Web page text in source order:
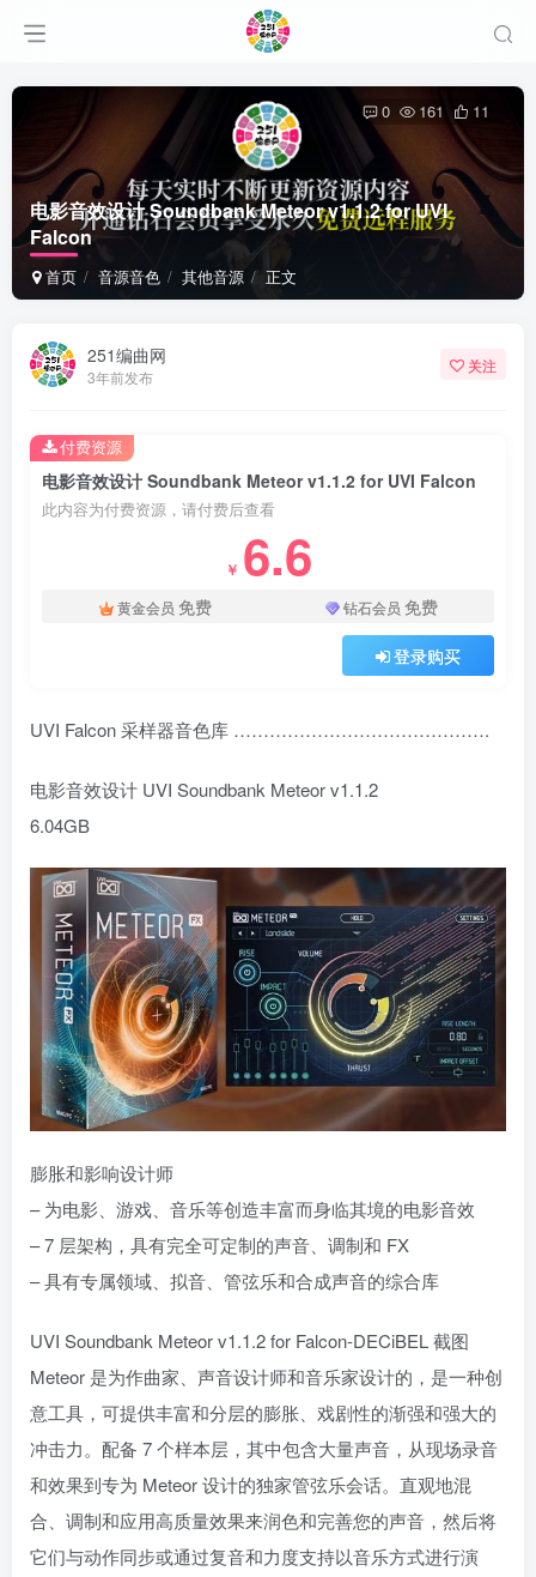
电影音效设计 Soundbank Meteor v1.1.2 for UVI
Falcon
首页 音源音色 其他音源 正文
0 161 11
251编曲网
3年前发布
关注
电影音效设计 Soundbank Meteor v1.1.2 for UVI Falcon
此内容为付费资源，请付费后查看
￥ 6.6
黄金会员 免费 钻石会员 免费
登录购买
付费资源
UVI Falcon 采样器音色库 …………………………………….
电影音效设计 UVI Soundbank Meteor v1.1.2
6.04GB
膨胀和影响设计师
– 为电影、游戏、音乐等创造丰富而身临其境的电影音效
– 7 层架构，具有完全可定制的声音、调制和 FX
– 具有专属领域、拟音、管弦乐和合成声音的综合库
UVI Soundbank Meteor v1.1.2 for Falcon-DECiBEL 截图
Meteor 是为作曲家、声音设计师和音乐家设计的，是一种创
意工具，可提供丰富和分层的膨胀、戏剧性的渐强和强大的
冲击力。配备 7 个样本层，其中包含大量声音，从现场录音
和效果到专为 Meteor 设计的独家管弦乐会话。直观地混
合、调制和应用高质量效果来润色和完善您的声音，然后将
它们与动作同步或通过复音和力度支持以音乐方式进行演